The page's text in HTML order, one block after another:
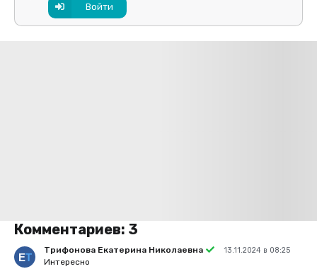
Войти
Комментариев: 3
Трифонова Екатерина Николаевна 13.11.2024 в 08:25
Интересно